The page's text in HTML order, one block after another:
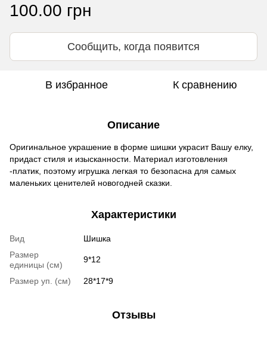
100.00 грн
Сообщить, когда появится
В избранное К сравнению
Описание
Оригинальное украшение в форме шишки украсит Вашу елку,
придаст стиля и изысканности. Материал изготовления
-платик, поэтому игрушка легкая то безопасна для самых
маленьких ценителей новогодней сказки.
Характеристики
Вид
Шишка
Размер
единицы (см)
9*12
Размер уп. (см) 28*17*9
Отзывы